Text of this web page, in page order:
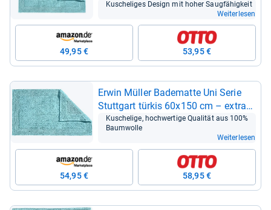
Kusche­li­ges Design mit hoher Saug­fä­hig­keit
Weiterlesen
49,95 € 53,95 €
Erwin Mül­ler Bade­matte Uni Serie
Stutt­gart tür­kis 60x150 cm – extra
dick und saug­fä­hig
Kusche­lige, hoch­wer­tige Qua­li­tät aus 100%
Baum­wolle
Weiterlesen
54,95 € 58,95 €